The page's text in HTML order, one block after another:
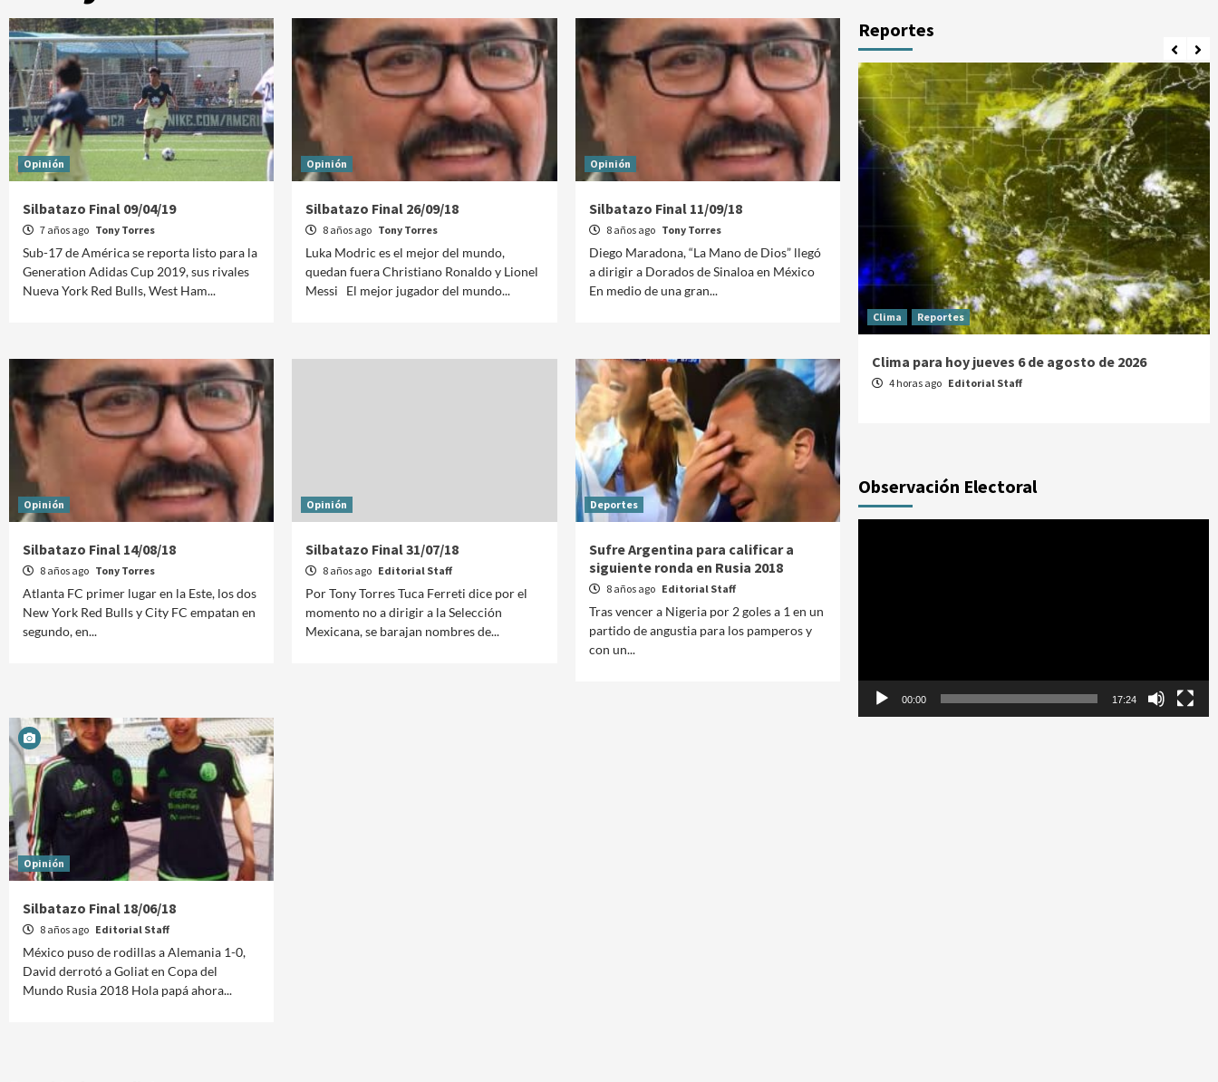
Opinión
Silbatazo Final 09/04/19
7 años ago Tony Torres
Sub-17 de América se reporta listo para la
Generation Adidas Cup 2019, sus rivales
Nueva York Red Bulls, West Ham...
Opinión
Silbatazo Final 26/09/18
8 años ago Tony Torres
Luka Modric es el mejor del mundo,
quedan fuera Christiano Ronaldo y Lionel
Messi El mejor jugador del mundo...
Opinión
Silbatazo Final 11/09/18
8 años ago Tony Torres
Diego Maradona, “La Mano de Dios” llegó
a dirigir a Dorados de Sinaloa en México
En medio de una gran...
Opinión
Silbatazo Final 14/08/18
8 años ago Tony Torres
Atlanta FC primer lugar en la Este, los dos
New York Red Bulls y City FC empatan en
segundo, en...
Opinión
Silbatazo Final 31/07/18
8 años ago Editorial Staff
Por Tony Torres Tuca Ferreti dice por el
momento no a dirigir a la Selección
Mexicana, se barajan nombres de...
Deportes
Sufre Argentina para calificar a
siguiente ronda en Rusia 2018
8 años ago Editorial Staff
Tras vencer a Nigeria por 2 goles a 1 en un
partido de angustia para los pamperos y
con un...
Opinión
Silbatazo Final 18/06/18
8 años ago Editorial Staff
México puso de rodillas a Alemania 1-0,
David derrotó a Goliat en Copa del
Mundo Rusia 2018 Hola papá ahora...
Reportes
Manifestaciones hoy en CDMX 5 de agosto del
Editorial Staff
Clima Reportes
Clima para hoy jueves 6 de agosto de 2026
4 horas ago Editorial Staff
Observación Electoral
00:00 17:24